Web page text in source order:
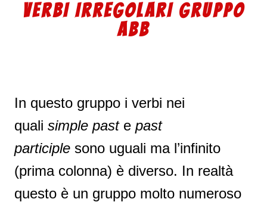
VERBI IRREGOLARI GRUPPO
ABB
In questo gruppo i verbi nei
quali simple paste past
participle sono uguali ma l’infinito
(prima colonna) è diverso. In realtà
questo è un gruppo molto numeroso